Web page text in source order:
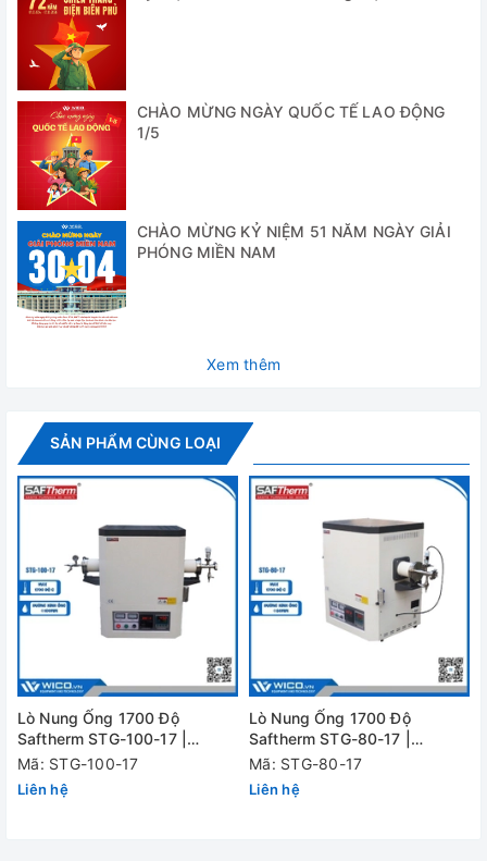
- Với dung tích 1.9 lít lò rất nhỏ gọn vô cùng tiện dụng cho
các phòng Kiểm nghiệm dược, phòng thí nghiệm hoá học,
vật liệu quy mô nhỏ
Cung cấp bao gồm:
- Lò nung chuyên dụng 1.9 lít 1200°C SX2-2.5-12
- Các phụ kiện tiêu chuẩn kèm theo
- Tài liệu hướng dẫn sử dụng
Thông số kỹ thuật
Model
1200 độ C
dùng thực tế
max
1100 độ C
Công suất
Dung tích 1.9 lít
Kích thước lòng 200 x 120 x 80 mm
Kích thước
600 x 440 x 550 mm
Bộ điều khiển khống chế nhiệt độ với chức năng bảo
Màn hình hiển thị số nhiệt độ (hoặc dạng đồng hồ
CHÀO MỪNG NGÀY QUỐC TẾ LAO ĐỘNG
1/5
CHÀO MỪNG KỶ NIỆM 51 NĂM NGÀY GIẢI
PHÓNG MIỀN NAM
Xem thêm
SẢN PHẨM CÙNG LOẠI
Lò Nung Ống 1700 Độ
Saftherm STG-100-17 |
Φ100mm
Mã: STG-100-17
Liên hệ
Lò Nung Ống 1700 Độ
Saftherm STG-80-17 |
Φ80mm
Mã: STG-80-17
Liên hệ